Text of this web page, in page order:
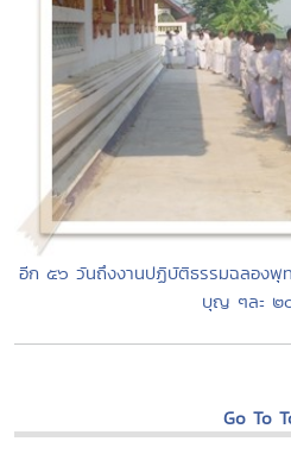
อีก ๕๖ วันถึงงานปฏิบัติธรรมฉลอง
บุญ ๆละ ๒
Go To